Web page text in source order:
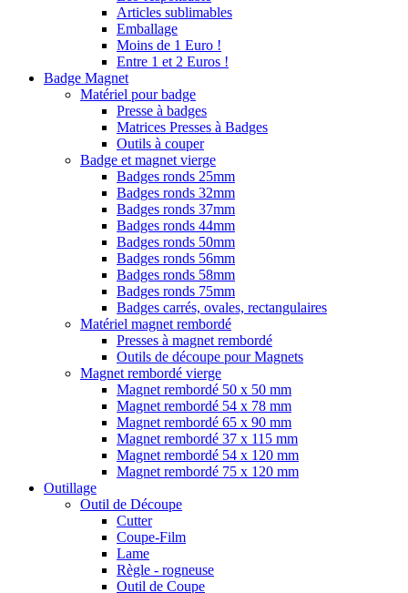
Articles sublimables
Emballage
Moins de 1 Euro !
Entre 1 et 2 Euros !
Badge Magnet
Matériel pour badge
Presse à badges
Matrices Presses à Badges
Outils à couper
Badge et magnet vierge
Badges ronds 25mm
Badges ronds 32mm
Badges ronds 37mm
Badges ronds 44mm
Badges ronds 50mm
Badges ronds 56mm
Badges ronds 58mm
Badges ronds 75mm
Badges carrés, ovales, rectangulaires
Matériel magnet rembordé
Presses à magnet rembordé
Outils de découpe pour Magnets
Magnet rembordé vierge
Magnet rembordé 50 x 50 mm
Magnet rembordé 54 x 78 mm
Magnet rembordé 65 x 90 mm
Magnet rembordé 37 x 115 mm
Magnet rembordé 54 x 120 mm
Magnet rembordé 75 x 120 mm
Outillage
Outil de Découpe
Cutter
Coupe-Film
Lame
Règle - rogneuse
Outil de Coupe